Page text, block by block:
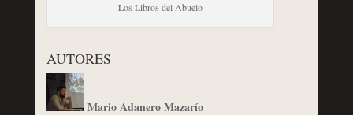
Los Libros del Abuelo
AUTORES
Mario Adanero Mazarío